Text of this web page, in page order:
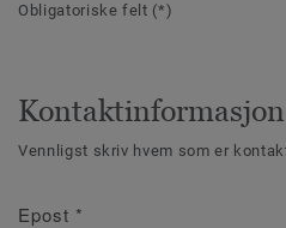
Obligatoriske felt (*)
Kontaktinformasjon
Vennligst skriv hvem som er
Epost *